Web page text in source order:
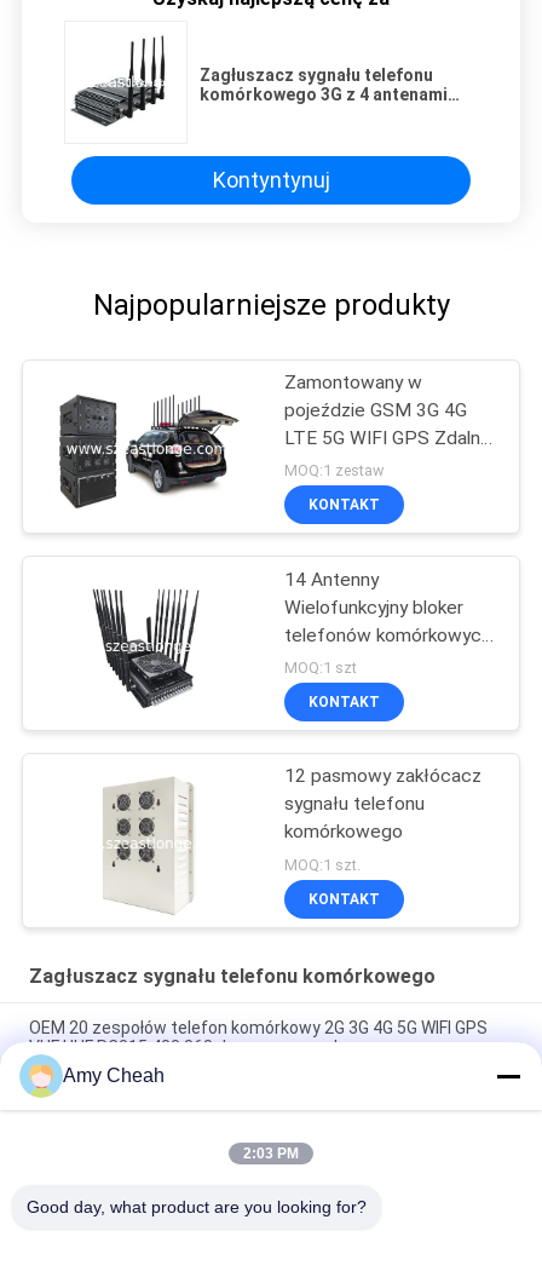
Zagłuszacz sygnału telefonu
komórkowego 3G z 4 antenami
Kontyntynuj
Najpopularniejsze produkty
Zamontowany w
pojeździe GSM 3G 4G
LTE 5G WIFI GPS Zdalne
sterowanie Jammer
sygnału telefonu
komórkowego
MOQ:1 zestaw
KONTAKT
14 Antenny
Wielofunkcyjny bloker
telefonów komórkowych
GPS VHF UHF
Interferencja 5-80m
MOQ:1 szt
KONTAKT
12 pasmowy zakłócacz
sygnału telefonu
komórkowego
MOQ:1 szt.
KONTAKT
Zagłuszacz sygnału telefonu komórkowego
OEM 20 zespołów telefon komórkowy 2G 3G 4G 5G WIFI GPS
VHF UHF RC315 433 868 Jammer sygnału
40W średniej mocy 1-50m 8-kanałowy zagłuszacz sygnału
telefonu komórkowego do więzienia
Wewnętrzny wielokierunkowy zakłócacz sygnału
Amy Cheah
2:03 PM
Good day, what product are you looking for?